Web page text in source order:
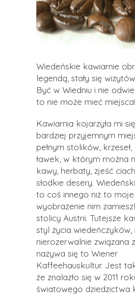
Wiedeńskie kawiarnie
legendą, stały się
Być w Wiedniu i nie
to nie może mieć miejsca!
Kawiarnia kojarzyła mi
bardziej przyjemnym
pełnym stolików,
ławek, w którym można
kawy, herbaty, zjeść
słodkie desery.
to coś innego niż to
wyobrażenie nim
stolicy Austrii. Tutejsze
styl życia wiedeńczyków,
nierozerwalnie związana
nazywa się to Wiener
Kaffeehauskultur. Jest
że znalazło się w 2011
światowego dziedzictwa